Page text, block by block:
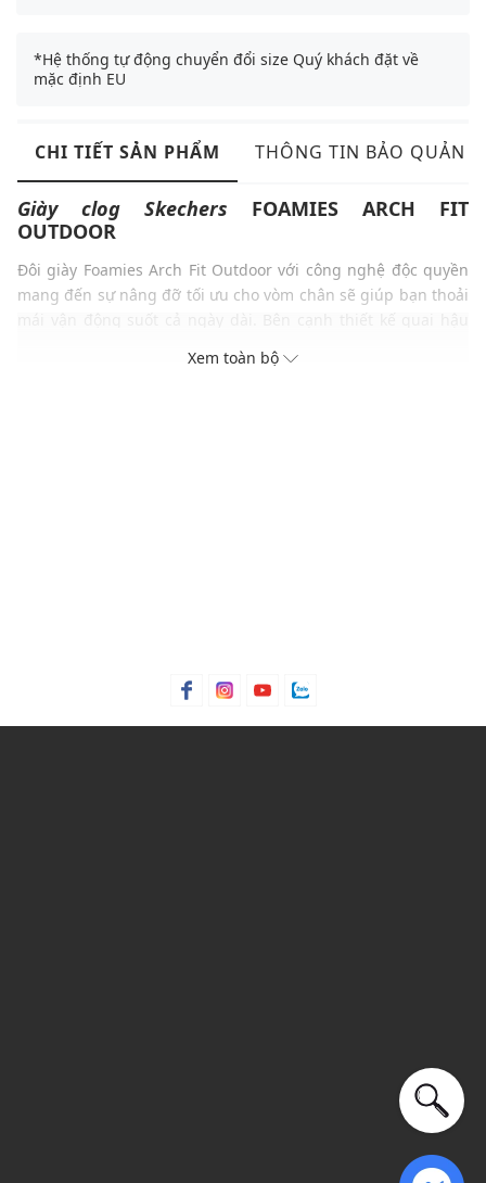
*Hệ thống tự động chuyển đổi size Quý khách đặt về
mặc định EU
CHI TIẾT SẢN PHẨM THÔNG TIN BẢO QUẢN
Giày clog Skechers FOAMIES ARCH FIT
OUTDOOR
Đôi giày Foamies Arch Fit Outdoor với công nghệ độc quyền
mang đến sự nâng đỡ tối ưu cho vòm chân sẽ giúp bạn thoải
chắc chắn, Foamies Arch Fit Outdoor còn được hoàn thiện từ
THÔNG TIN SẢN PHẨM
Thương hiệu:Skechers
Xem toàn bộ